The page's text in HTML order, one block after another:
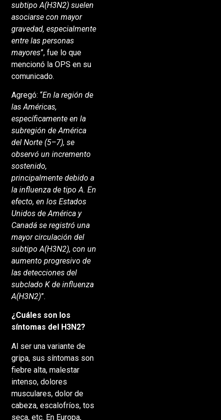
subtipo A(H3N2) suelen
asociarse con mayor
gravedad, especialmente
entre las personas
mayores”, fue lo que
mencionó la OPS en su
comunicado.
Agregó: “En la región de
las Américas,
específicamente en la
subregión de América
del Norte (5–7), se
observó un incremento
sostenido,
principalmente debido a
la influenza de tipo A. En
efecto, en los Estados
Unidos de América y
Canadá se registró una
mayor circulación del
subtipo A(H3N2), con un
aumento progresivo de
las detecciones del
subclado K de influenza
A(H3N2)”.
¿Cuáles son los
síntomas del H3N2?
Al ser una variante de
gripa, sus síntomas son
fiebre alta, malestar
intenso, dolores
musculares, dolor de
cabeza, escalofríos, tos
seca, etc. En Europa,